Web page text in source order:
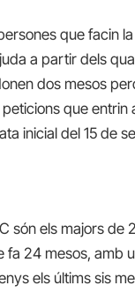
que facin
a partir dels
dos mesos
que entrin
inicial del 15 de
són els majors de
fa 24 mesos,amb
els últims sis